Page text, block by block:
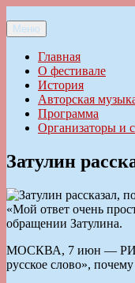
к
содержимому
Ильменский фестиваль
Меню
Главная
О фестивале
История
Авторская
Программа
Организаторы и
Затулин
«Мой ответ очень
обращении Затулина.
МОСКВА, 7 июн — РИА
русское слово»,